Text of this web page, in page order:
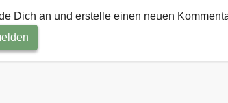
Dich an und erstelle einen neuen